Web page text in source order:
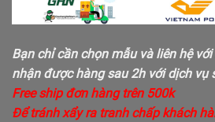
Bạn chỉ cần chọn mẫu và liên hệ
nhận được hàng sau 2h với dịch vụ
Free ship đơn hàng trên 500k
Để tránh xẩy ra tranh chấp khách